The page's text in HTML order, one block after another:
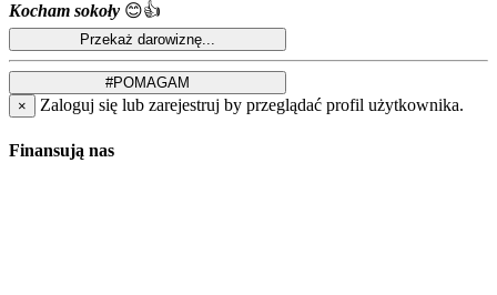
Kocham sokoły 😊👍
× Zaloguj się lub zarejestruj by przeglądać profil użytkownika.
Finansują nas